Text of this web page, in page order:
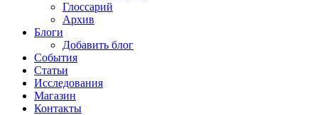
Глоссарий
Архив
Блоги
Добавить блог
События
Статьи
Исследования
Магазин
Контакты